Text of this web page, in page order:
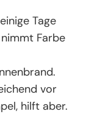
Tage
Farbe
vor
hilft aber.